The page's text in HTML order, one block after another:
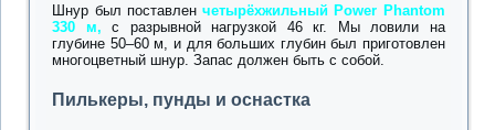
Шнур был поставленчетырёхжильный Power Phantom
330 м, с разрывной нагрузкой 46 кг. Мы ловили на
глубине 50–60 м, и для больших глубин был приготовлен
многоцветный шнур. Запас должен быть с собой.
Пилькеры, пунды и оснастка